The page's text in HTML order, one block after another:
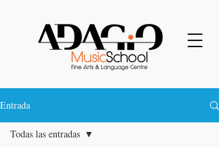
Entrada
Todas las entradas